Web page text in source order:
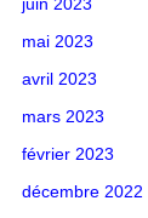
mai 2023
avril 2023
mars 2023
février 2023
décembre 2022